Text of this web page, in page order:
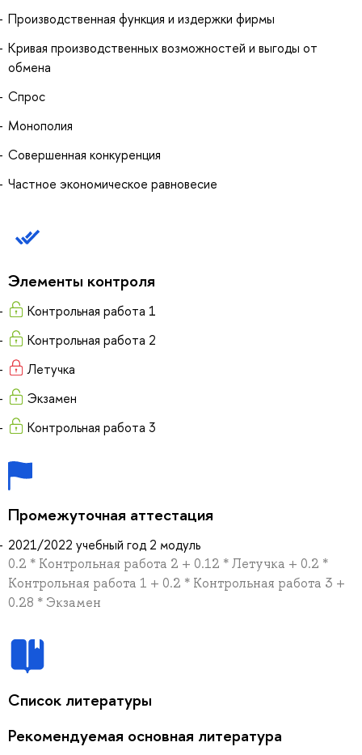
Производственная функция и издержки фирмы
Кривая производственных возможностей и выгоды от
обмена
Спрос
Монополия
Совершенная конкуренция
Частное экономическое равновесие
Элементы контроля
Контрольная работа 1
Контрольная работа 2
Летучка
Экзамен
Контрольная работа 3
Промежуточная аттестация
2021/2022 учебный год 2 модуль
0.2 * Контрольная работа 2 + 0.12 * Летучка + 0.2 *
Контрольная работа 1 + 0.2 * Контрольная работа 3 +
0.28 * Экзамен
Список литературы
Рекомендуемая основная литература